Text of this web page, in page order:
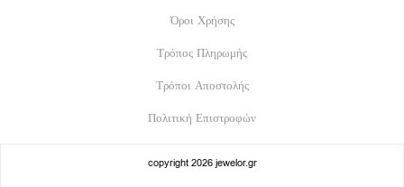
Όροι Χρήσης
Τρόπος Πληρωμής
Τρόποι Αποστολής
Πολιτική Επιστροφών
copyright 2026 jewelor.gr